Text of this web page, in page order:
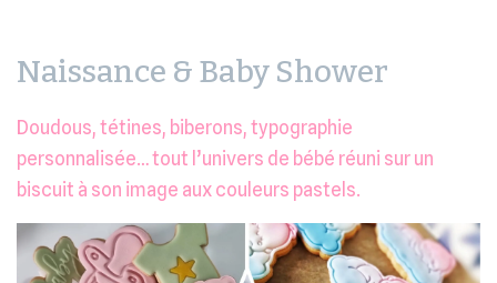
Naissance & Baby Shower
Doudous, tétines, biberons, typographie
personnalisée… tout l’univers de bébé réuni sur un
biscuit à son image aux couleurs pastels.